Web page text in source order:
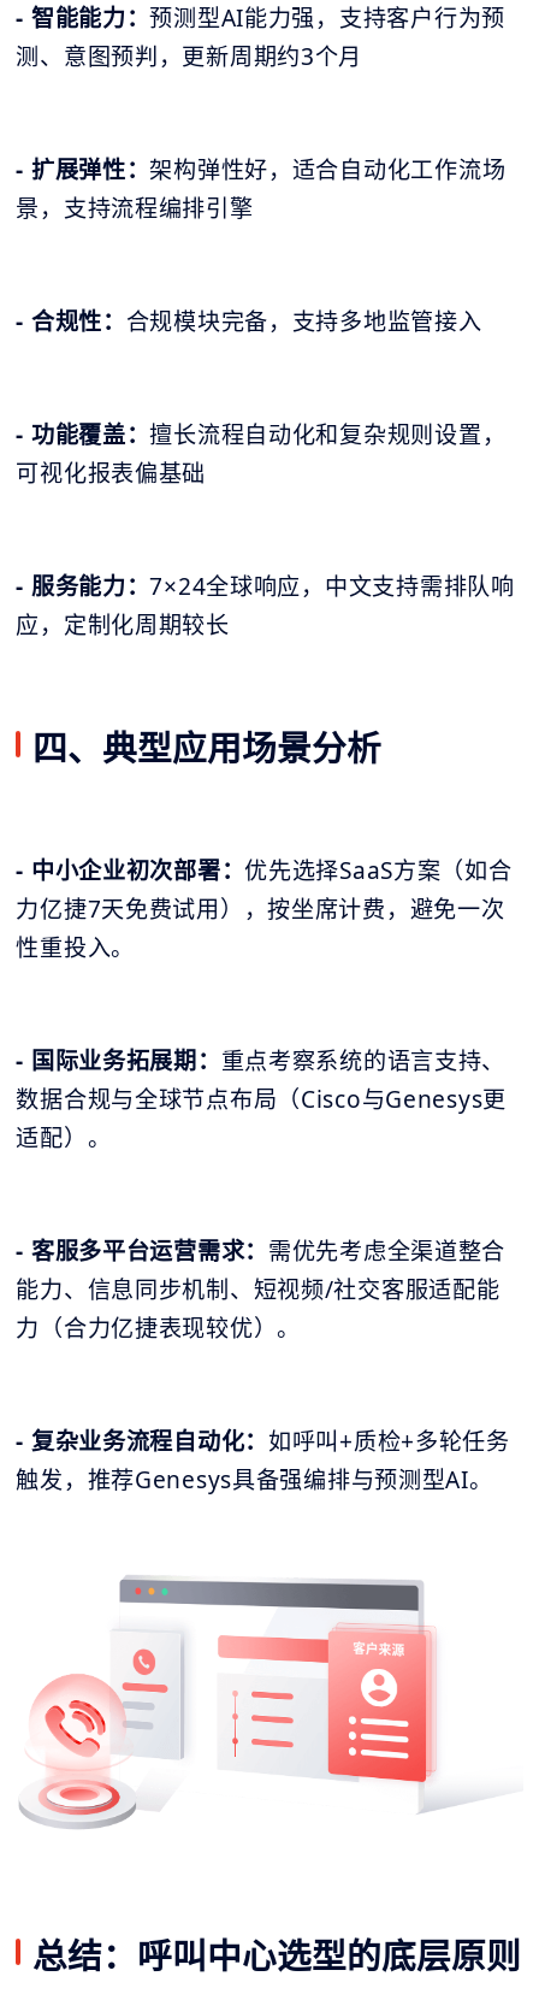
- 智能能力：预测型AI能力强，支持客户行为预
测、意图预判，更新周期约3个月
- 扩展弹性： 架构弹性好，适合自动化工作流场
景，支持流程编排引擎
- 合规性： 合规模块完备，支持多地监管接入
- 功能覆盖：擅长流程自动化和复杂规则设置，
可视化报表偏基础
- 服务能力：7×24全球响应，中文支持需排队响
应，定制化周期较长
四、典型应用场景分析
- 中小企业初次部署：优先选择SaaS方案（如合
力亿捷7天免费试用），按坐席计费，避免一次
性重投入。
- 国际业务拓展期： 重点考察系统的语言支持、
数据合规与全球节点布局（Cisco与Genesys更
适配）。
- 客服多平台运营需求： 需优先考虑全渠道整合
能力、信息同步机制、短视频/社交客服适配能
力（合力亿捷表现较优）。
- 复杂业务流程自动化：如呼叫+质检+多轮任务
触发，推荐Genesys具备强编排与预测型AI。
总结：呼叫中心选型的底层原则